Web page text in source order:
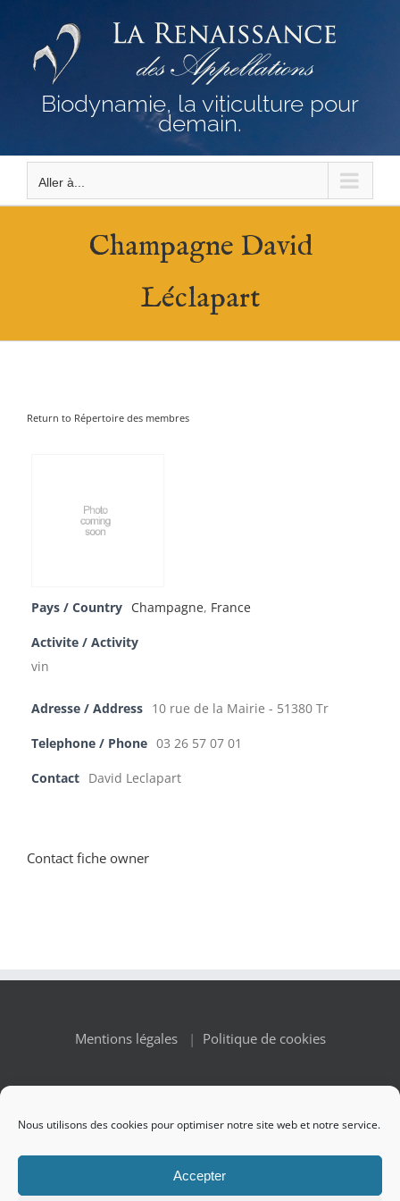
Nous utilisons des cookies pour optimiser notre site web et notre service.
Accepter
contenu
Biodynamie, la viticulture pour
demain.
Aller à...
Champagne David
Léclapart
Return to Répertoire des membres
Pays / Country Champagne, France
Activite / Activity
vin
Adresse / Address 10 rue de la Mairie - 51380 Tr
Telephone / Phone 03 26 57 07 01
Contact David Leclapart
Contact fiche owner
Mentions légales| Politique de cookies
2026 Renaissance des Appellations | All
Rights Reserved